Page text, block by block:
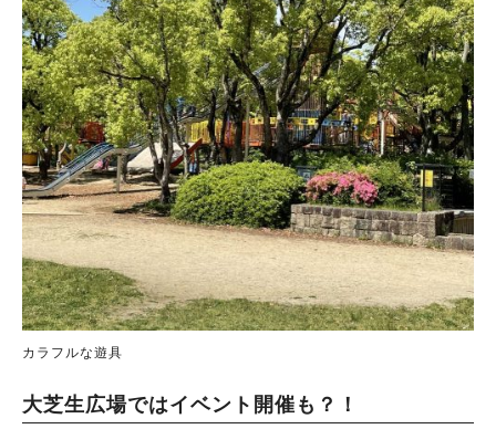
カラフルな遊具
大芝生広場ではイベント開催も？！